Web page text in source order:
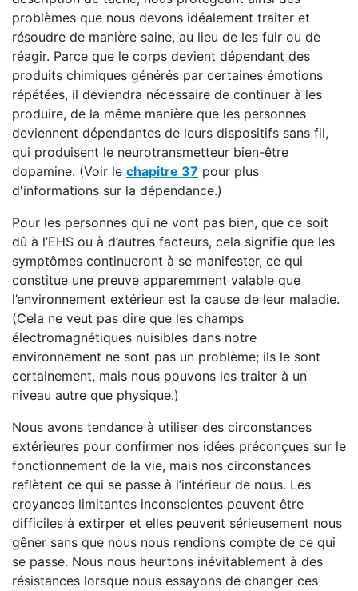
problèmes que nous devons idéalement traiter et
résoudre de manière saine, au lieu de les fuir ou de
réagir. Parce que le corps devient dépendant des
produits chimiques générés par certaines émotions
répétées, il deviendra nécessaire de continuer à les
produire, de la même manière que les personnes
deviennent dépendantes de leurs dispositifs sans fil,
qui produisent le neurotransmetteur bien-être
dopamine. (Voir le chapitre 37 pour plus
d'informations sur la dépendance.)
Pour les personnes qui ne vont pas bien, que ce soit
dû à l’EHS ou à d’autres facteurs, cela signifie que les
symptômes continueront à se manifester, ce qui
constitue une preuve apparemment valable que
l’environnement extérieur est la cause de leur maladie.
(Cela ne veut pas dire que les champs
électromagnétiques nuisibles dans notre
environnement ne sont pas un problème; ils le sont
certainement, mais nous pouvons les traiter à un
niveau autre que physique.)
Nous avons tendance à utiliser des circonstances
extérieures pour confirmer nos idées préconçues sur le
fonctionnement de la vie, mais nos circonstances
reflètent ce qui se passe à l’intérieur de nous. Les
croyances limitantes inconscientes peuvent être
difficiles à extirper et elles peuvent sérieusement nous
gêner sans que nous nous rendions compte de ce qui
se passe. Nous nous heurtons inévitablement à des
résistances lorsque nous essayons de changer ces